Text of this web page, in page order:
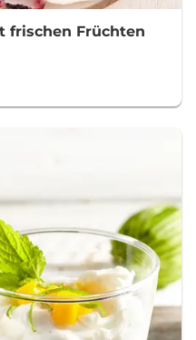
frischen Früchten